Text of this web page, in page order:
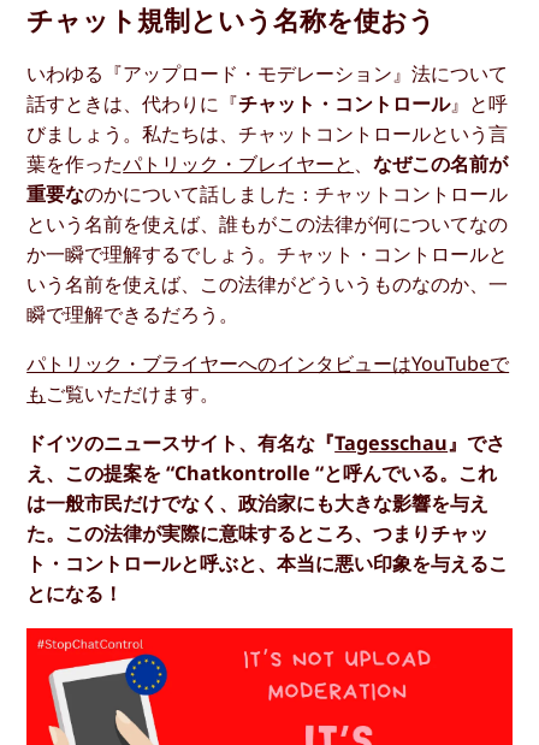
チャット規制という名称を使おう
いわゆる『アップロード・モデレーション』法について
話すときは、代わりに『チャット・コントロール』と呼
びましょう。私たちは、チャットコントロールという言
葉を作ったパトリック・ブレイヤーと 、なぜこの名前が
重要なのかについて話しました：チャットコントロール
という名前を使えば、誰もがこの法律が何についてなの
か一瞬で理解するでしょう。チャット・コントロールと
いう名前を使えば、この法律がどういうものなのか、一
瞬で理解できるだろう。
パトリック・ブライヤーへのインタビューはYouTubeで
もご覧いただけます。
ドイツのニュースサイト、有名な『Tagesschau』でさ
え、この提案を “Chatkontrolle “と呼んでいる。これ
は一般市民だけでなく、政治家にも大きな影響を与え
た。この法律が実際に意味するところ、つまりチャッ
ト・コントロールと呼ぶと、本当に悪い印象を与えるこ
とになる！